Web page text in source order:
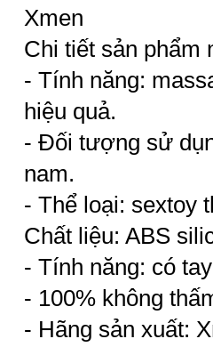
Xmen
Chi tiết sản phẩm
- Tính năng:
hiệu quả.
- Đối tượng sử
nam.
- Thể loại: sextoy
Chất liệu: ABS
- Tính năng: có
- 100% không
- Hãng sản xuất: